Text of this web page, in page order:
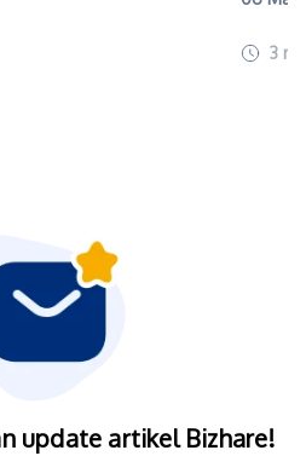
3
update artikel Bizhare!